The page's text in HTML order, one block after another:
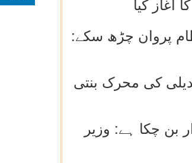
پروان چڑھ سکے:
کی محرک بنتی
بن چکا ہے: وزیر